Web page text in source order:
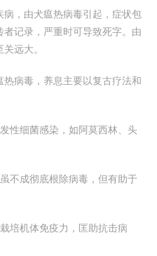
，由犬瘟热病毒引起，症状包
记录，严重时可导致死字。由
远大。
病毒，养息主要以复古疗法和
性细菌感染，如阿莫西林、头
不成彻底根除病毒，但有助于
培机体免疫力，匡助抗击病